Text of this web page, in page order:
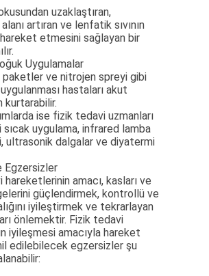
uzaklaştıran,
artıran ve lenfatik sıvının
etmesini sağlayan bir
Uygulamalar
paketler ve nitrojen spreyi gibi
hastaları akut
kurtarabilir.
ise fizik tedavi uzmanları
uygulama, infrared lamba
ultrasonik dalgalar ve diyatermi
Egzersizler
hareketlerinin amacı, kasları ve
güçlendirmek, kontrollü ve
iyileştirmek ve tekrarlayan
önlemektir. Fizik tedavi
iyileşmesi amacıyla hareket
edilebilecek egzersizler şu